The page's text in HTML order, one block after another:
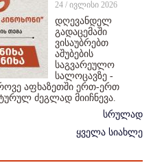
24 / ივლისი 2026
დღევანდელ
გადაცემაში
ვისაუბრებთ
აშუბების
საგვარეულო
სალოცავზე -
აფხაზეთში ერთ-ერთ
ძეგლად მიიჩნევა.
სრულად
ყველა სიახლე